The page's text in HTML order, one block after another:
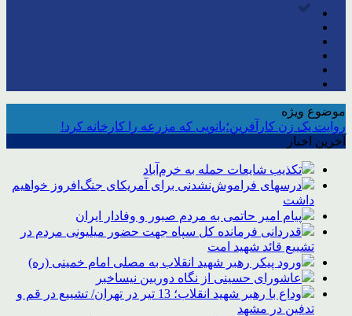
موضوع ویژه
روایت یک زن کارآفرین؛بانویی که مزرعه را کارخانه کرد!
آخرین اخبار
تکذیب شایعات حمله به خرم‌آباد
درسهای فراموش‌نشدنی برای آمریکای جنگ‌افروز خواهیم
داشت
پیام امیر حاتمی به مردم صبور و وفادار ایران
قدردانی فرمانده کل سپاه جهت حضور میلیونی مردم در
تشییع قائد شهید امت
ورود پیکر رهبر شهید انقلاب به مصلی امام خمینی (ره)
عاشورای حسینی از نگاه دوربین نیساخبر
وداع با رهبر شهید انقلاب؛ 13 تیر در تهران/ تشییع در قم و
تدفین در مشهد